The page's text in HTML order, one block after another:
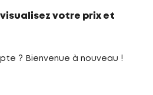
votre prix et
? Bienvenue à nouveau !